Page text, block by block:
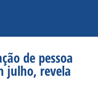
de pessoa
julho, revela